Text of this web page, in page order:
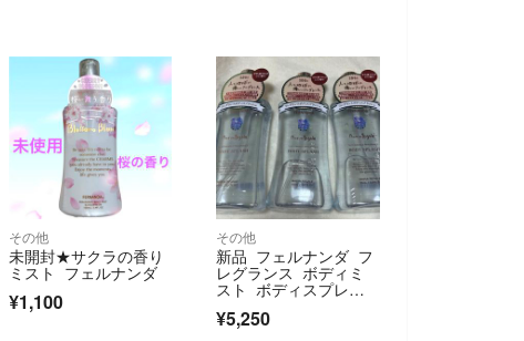
その他
未開封★サクラの香り
ミスト フェルナンダ
¥1,100
その他
新品 フェルナンダ フ
レグランス ボディミ
スト ボディスプレ
ー ３本
¥5,250